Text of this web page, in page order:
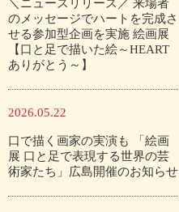
＼ニュースリリース／ 来場者
のメッセージでハートを完成さ
せる参加型企画を実施 絵画展
【口と足で描いた絵～HEART
ありがとう～】
2026.05.22
口で描く画家の実演も 「絵画
展 口と足で表現する世界の芸
術家たち」広島開催のお知らせ